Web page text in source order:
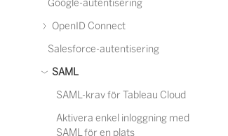
Google-autentisering
OpenID Connect
Salesforce-autentisering
SAML
SAML-krav för Tableau Cloud
Aktivera enkel inloggning med
SAML för en plats